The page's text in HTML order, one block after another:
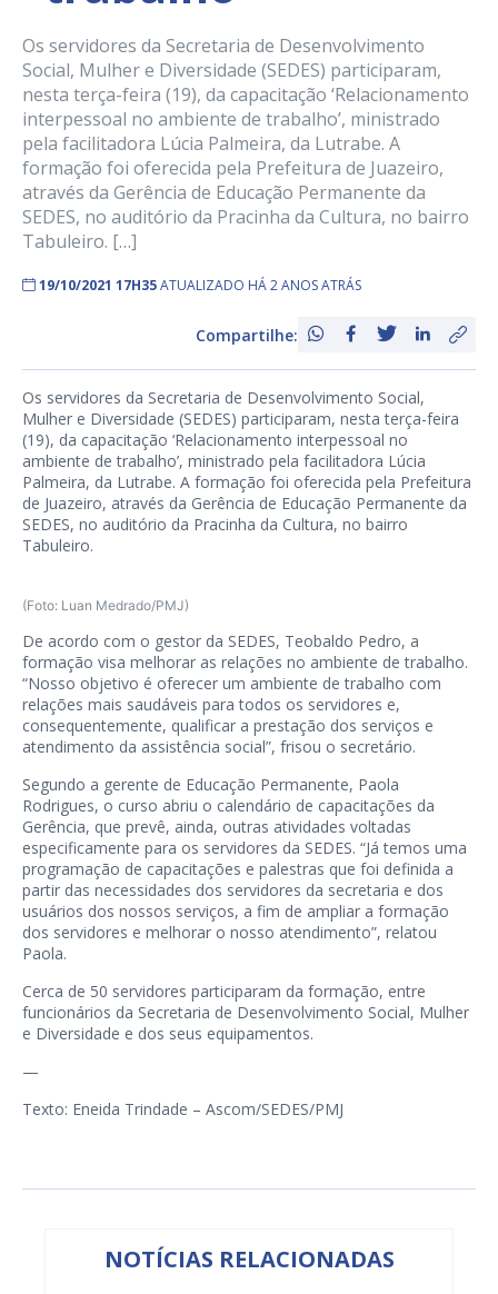
Os servidores da Secretaria de Desenvolvimento
Social, Mulher e Diversidade (SEDES) participaram,
nesta terça-feira (19), da capacitação ‘Relacionamento
interpessoal no ambiente de trabalho’, ministrado
pela facilitadora Lúcia Palmeira, da Lutrabe. A
formação foi oferecida pela Prefeitura de Juazeiro,
através da Gerência de Educação Permanente da
SEDES, no auditório da Pracinha da Cultura, no bairro
Tabuleiro. […]
19/10/2021 17H35ATUALIZADO HÁ 2 ANOS ATRÁS
Compartilhe:
Os servidores da Secretaria de Desenvolvimento Social,
Mulher e Diversidade (SEDES) participaram, nesta terça-feira
(19), da capacitação ‘Relacionamento interpessoal no
ambiente de trabalho’, ministrado pela facilitadora Lúcia
Palmeira, da Lutrabe. A formação foi oferecida pela Prefeitura
de Juazeiro, através da Gerência de Educação Permanente da
SEDES, no auditório da Pracinha da Cultura, no bairro
Tabuleiro.
(Foto: Luan Medrado/PMJ)
De acordo com o gestor da SEDES, Teobaldo Pedro, a
formação visa melhorar as relações no ambiente de trabalho.
“Nosso objetivo é oferecer um ambiente de trabalho com
relações mais saudáveis para todos os servidores e,
consequentemente, qualificar a prestação dos serviços e
atendimento da assistência social”, frisou o secretário.
Segundo a gerente de Educação Permanente, Paola
Rodrigues, o curso abriu o calendário de capacitações da
Gerência, que prevê, ainda, outras atividades voltadas
especificamente para os servidores da SEDES. “Já temos uma
programação de capacitações e palestras que foi definida a
partir das necessidades dos servidores da secretaria e dos
usuários dos nossos serviços, a fim de ampliar a formação
dos servidores e melhorar o nosso atendimento”, relatou
Paola.
Cerca de 50 servidores participaram da formação, entre
funcionários da Secretaria de Desenvolvimento Social, Mulher
e Diversidade e dos seus equipamentos.
—
Texto: Eneida Trindade – Ascom/SEDES/PMJ
NOTÍCIAS RELACIONADAS